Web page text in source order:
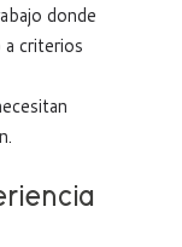
donde
a criterios